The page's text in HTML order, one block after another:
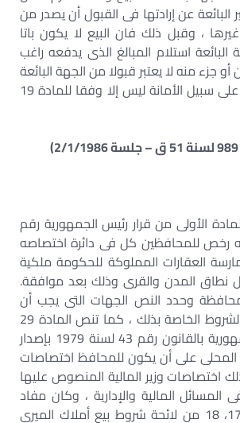
البائعة عن إرادتها فى القبول أن يصدر من
، وقبل ذلك فان البيع لا يكون باتا
استلام المبالغ الذى يدفعه راغب
أو جزء منه لا يعتبر قبولا من الجهة البائعة
للتعاقد ، بل يكون على سبيل الأمانة ليس إلا وفقا للمادة 19
الأولى من قرار رئيس الجمهورية رقم
لسنة 1976 أنه رخص للمحافظين كل فى دائرة اختصاصه
العقارات المملوكة للحكومة ملكية
نطاق المدن والقرى وذلك بعد موافقة.
وحدد النص الجهات التى يجب أن
يكون البيع إليها والشروط الخاصة بذلك ، كما تنص المادة 29
من قرار رئيس الجمهورية بالقانون رقم 43 لسنة 1979 بإصدار
على أن يكون للمحافظ اختصاصات
اختصاصات وزير المالية المنصوص عليها
المسائل المالية والإدارية ، وكان مفاد
نصوص المواد 8 ،17، 18 من لائحة شروط بيع أملاك الميرى